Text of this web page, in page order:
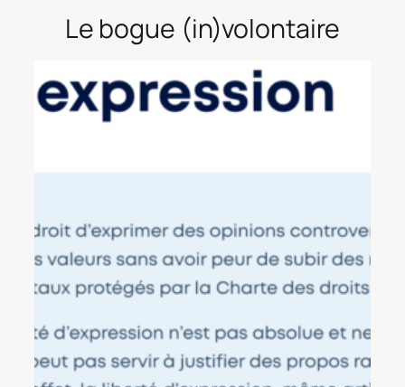
Le bogue (in)volontaire